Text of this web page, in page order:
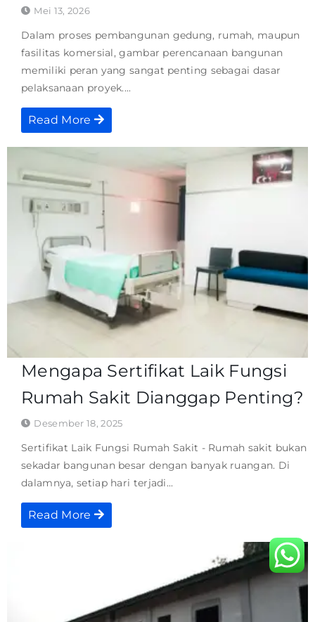
Mei 13, 2026
Dalam proses pembangunan gedung, rumah, maupun
fasilitas komersial, gambar perencanaan bangunan
memiliki peran yang sangat penting sebagai dasar
pelaksanaan proyek....
Read More
Mengapa Sertifikat Laik Fungsi
Rumah Sakit Dianggap Penting?
Desember 18, 2025
Sertifikat Laik Fungsi Rumah Sakit - Rumah sakit bukan
sekadar bangunan besar dengan banyak ruangan. Di
dalamnya, setiap hari terjadi...
Read More